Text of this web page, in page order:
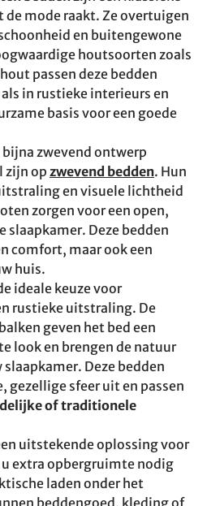
de mode raakt. Ze overtuigen
en buitengewone
houtsoorten zoals
passen deze bedden
in rustieke interieurs en
basis voor een goede
zwevend ontwerp
zijn opzwevend bedden. Hun
en visuele lichtheid
zorgen voor een open,
slaapkamer. Deze bedden
comfort, maar ook een
huis.
ideale keuze voor
rustieke uitstraling. De
geven het bed een
look en brengen de natuur
Deze bedden
gezellige sfeer uit en passen
of traditionele
uitstekende oplossing voor
extra opbergruimte nodig
laden onder het
beddengoed, kleding of